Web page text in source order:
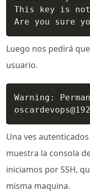
This key is not
Are you sure
Luego nos pedirá
usuario.
Warning:
Una ves
muestra la consola
iniciamos por SSH,
misma maquina.